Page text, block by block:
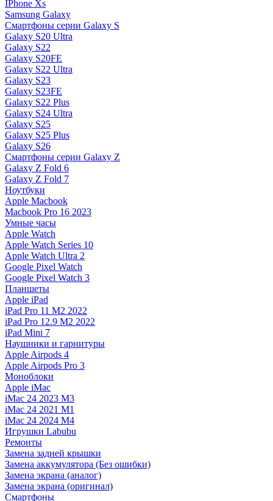
IPhone Xs
Samsung Galaxy
Смартфоны серии Galaxy S
Galaxy S20 Ultra
Galaxy S22
Galaxy S20FE
Galaxy S22 Ultra
Galaxy S23
Galaxy S23FE
Galaxy S22 Plus
Galaxy S24 Ultra
Galaxy S25
Galaxy S25 Plus
Galaxy S26
Смартфоны серии Galaxy Z
Galaxy Z Fold 6
Galaxy Z Fold 7
Ноутбуки
Apple Macbook
Macbook Pro 16 2023
Умные часы
Apple Watch
Apple Watch Series 10
Apple Watch Ultra 2
Google Pixel Watch
Google Pixel Watch 3
Планшеты
Apple iPad
iPad Pro 11 M2 2022
iPad Pro 12.9 M2 2022
iPad Mini 7
Наушники и гарнитуры
Apple Airpods 4
Apple Airpods Pro 3
Моноблоки
Apple iMac
iMac 24 2023 M3
iMac 24 2021 M1
iMac 24 2024 M4
Игрушки Labubu
Ремонты
Замена задней крышки
Замена аккумулятора (Без ошибки)
Замена экрана (аналог)
Замена экрана (оригинал)
Смартфоны